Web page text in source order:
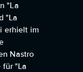
"La
"La
erhielt im
Nastro
für "La